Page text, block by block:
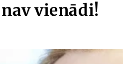
vienādi!